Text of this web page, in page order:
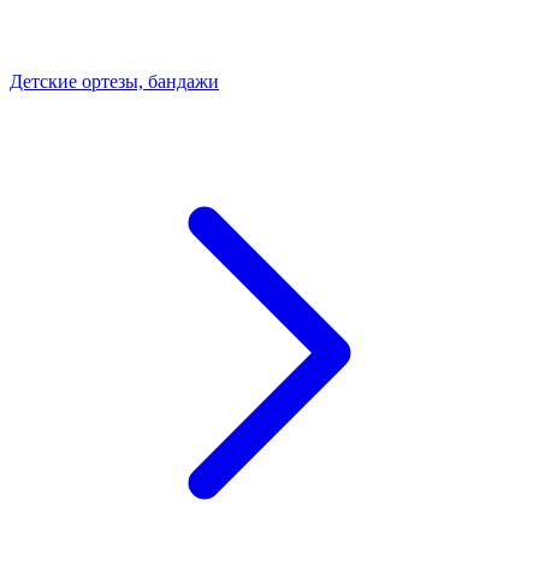
Детские ортезы, бандажи